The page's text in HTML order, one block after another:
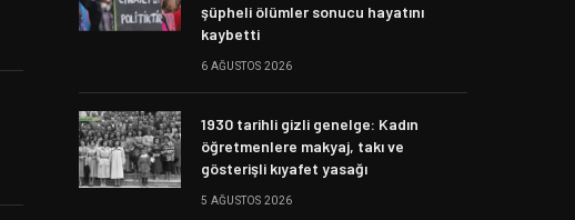
şüpheli ölümler sonucu hayatını
kaybetti
6 AĞUSTOS 2026
1930 tarihli gizli genelge: Kadın
öğretmenlere makyaj, takı ve
gösterişli kıyafet yasağı
5 AĞUSTOS 2026